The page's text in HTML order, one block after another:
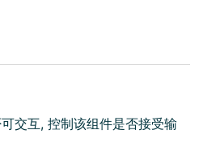
交互, 控制该组件是否接受输